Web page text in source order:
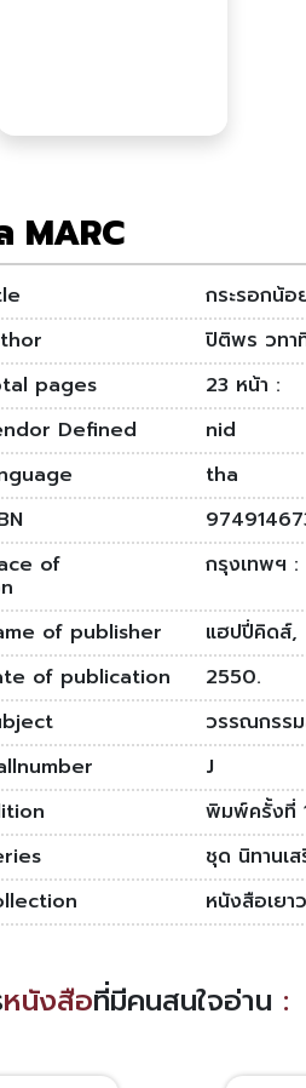
MARC
กระรอกน้อ
ปิติพร วทา
pages
23 หน้า :
Defined
nid
tha
of
กรุงเทพฯ :
of publisher
แฮปปี่คิดส์,
of publication
2550.
วรรณกรรม
J
พิมพ์ครั้งที่
ชุด นิทานเ
หนังสือเยา
หนังสือที่มีคนสนใจอ่าน :